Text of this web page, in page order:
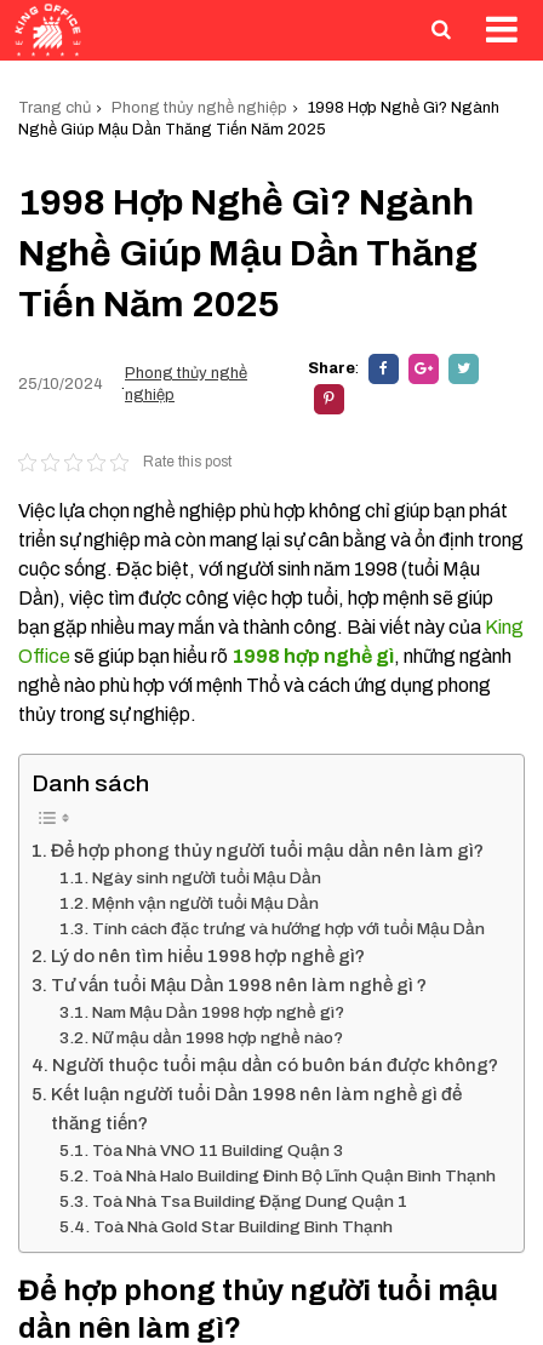
Trang chủ Phong thủy nghề nghiệp
1998 Hợp Nghề Gì? Ngành
Nghề Giúp Mậu Dần Thăng Tiến Năm 2025
1998 Hợp Nghề Gì? Ngành
Nghề Giúp Mậu Dần Thăng
Tiến Năm 2025
25/10/2024 .
Phong thủy nghề
nghiệp
Share:
Rate this post
Việc lựa chọn nghề nghiệp phù hợp không chỉ giúp bạn phát
triển sự nghiệp mà còn mang lại sự cân bằng và ổn định trong
cuộc sống. Đặc biệt, với người sinh năm 1998 (tuổi Mậu
Dần), việc tìm được công việc hợp tuổi, hợp mệnh sẽ giúp
bạn gặp nhiều may mắn và thành công. Bài viết này của King
Officesẽ giúp bạn hiểu rõ 1998 hợp nghề gì, những ngành
nghề nào phù hợp với mệnh Thổ và cách ứng dụng phong
thủy trong sự nghiệp.
Danh sách
Để hợp phong thủy người tuổi mậu dần nên làm gì?
Ngày sinh người tuổi Mậu Dần
Mệnh vận người tuổi Mậu Dần
Tính cách đặc trưng và hướng hợp với tuổi Mậu Dần
Lý do nên tìm hiểu 1998 hợp nghề gì?
Tư vấn tuổi Mậu Dần 1998 nên làm nghề gì ?
Nam Mậu Dần 1998 hợp nghề gì?
Nữ mậu dần 1998 hợp nghề nào?
Người thuộc tuổi mậu dần có buôn bán được không?
Kết luận người tuổi Dần 1998 nên làm nghề gì để
thăng tiến?
Tòa Nhà VNO 11 Building Quận 3
Toà Nhà Halo Building Đinh Bộ Lĩnh Quận Bình Thạnh
Toà Nhà Tsa Building Đặng Dung Quận 1
Toà Nhà Gold Star Building Bình Thạnh
Để hợp phong thủy người tuổi mậu
dần nên làm gì?